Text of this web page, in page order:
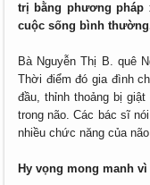
trị bằng phương pháp
cuộc sống bình
Bà Nguyễn Thị B. quê
Thời điểm đó gia đình
đầu, thỉnh thoảng bị
trong não. Các bác sĩ
nhiều chức năng của
Hy vọng mong manh